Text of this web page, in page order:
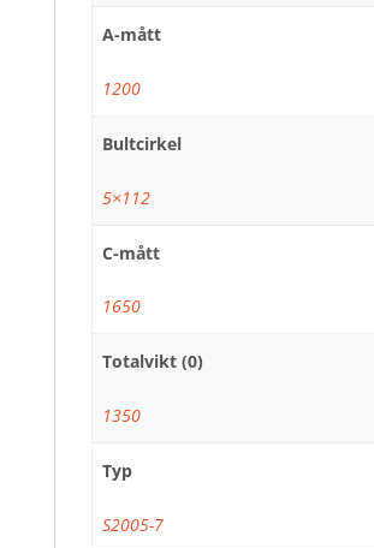
A-mått
1200
Bultcirkel
5×112
C-mått
1650
Totalvikt (0)
1350
Typ
S2005-7